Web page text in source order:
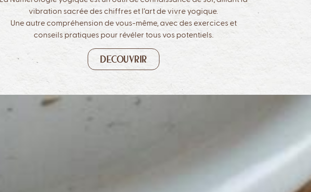
vibration sacrée des chiffres et l’art de vivre yogique.
Une autre compréhension de vous-même, avec des exercices et
conseils pratiques pour révéler tous vos potentiels.
DECOUVRIR